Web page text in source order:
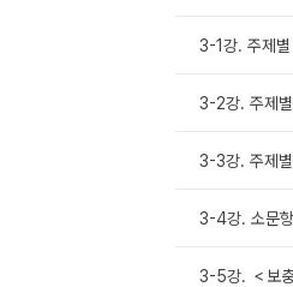
3-1강. 주제
3-2강. 주제
3-3강. 주제
3-4강. 소문
3-5강. ＜보